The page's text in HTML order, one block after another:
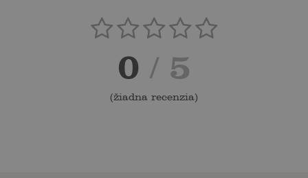
0 / 5
(žiadna recenzia)